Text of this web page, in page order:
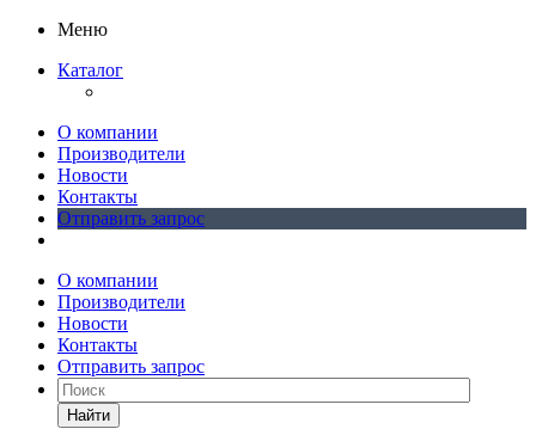
Меню
Каталог
О компании
Производители
Новости
Контакты
Отправить запрос
О компании
Производители
Новости
Контакты
Отправить запрос
Найти